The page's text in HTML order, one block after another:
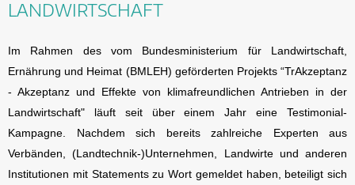
LANDWIRTSCHAFT
Im Rahmen des vom Bundesministerium für Landwirtschaft,
Ernährung und Heimat (BMLEH) geförderten Projekts “TrAkzeptanz
- Akzeptanz und Effekte von klimafreundlichen Antrieben in der
Landwirtschaft" läuft seit über einem Jahr eine Testimonial-
Kampagne. Nachdem sich bereits zahlreiche Experten aus
Verbänden, (Landtechnik-)Unternehmen, Landwirte und anderen
Institutionen mit Statements zu Wort gemeldet haben, beteiligt sich